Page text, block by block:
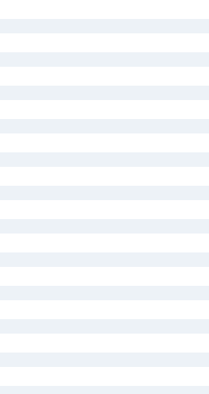
міської ради Львівської
сільської ради
РОЗВАДІВСЬКОЇ
міської ради"
сільської ради"
міської ради"
КОМАРНІВСЬКОЇ МІСЬКОЇ
сільської ради
селищної ради
міської ради
сільської ради